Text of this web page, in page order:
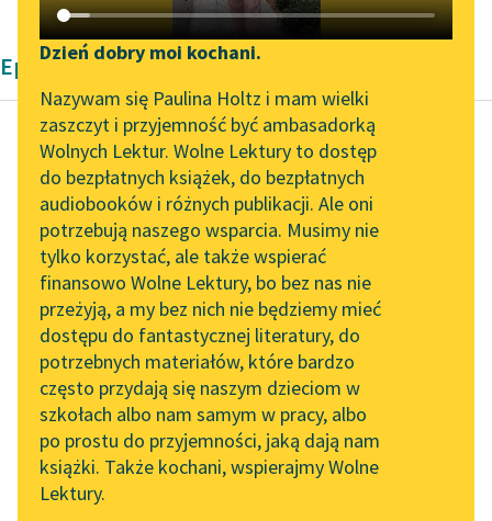
Katalog DAISY
Podkasty o książkach
Zgłoś brak utworu
Aktualności
„Prokurator Alicja Horn”
do słuchania
Byliśmy częścią AI Impact
Lab
Zapraszamy na spotkanie
online z tłumaczkami
literatury skandynawskiej
Spotkanie z Katarzyną
Tunkiel w Oslo
102. lata temu zmarł
Joseph Conrad
Narzędzia
Mapa Wolnych Lektur
Leśmianator
Przewodnik dla piszących i
czytających
API
OAI-PMH
Widget Wolnych Lektur
Przypisy
Dzień dobry moi kochani.
Nazywam się Paulina Holtz i mam wielki
zaszczyt i przyjemność być ambasadorką
Wolnych Lektur. Wolne Lektury to dostęp
do bezpłatnych książek, do bezpłatnych
audiobooków i różnych publikacji. Ale oni
potrzebują naszego wsparcia. Musimy nie
tylko korzystać, ale także wspierać
finansowo Wolne Lektury, bo bez nas nie
przeżyją, a my bez nich nie będziemy mieć
dostępu do fantastycznej literatury, do
potrzebnych materiałów, które bardzo
często przydają się naszym dzieciom w
szkołach albo nam samym w pracy, albo
po prostu do przyjemności, jaką dają nam
książki. Także kochani, wspierajmy Wolne
Lektury.
Epika Zofii Urbanowskiej
Zofia Urbanowska
Księżniczka
— Na co się przyda
zapisywać, skoro się
pieniądze już wydało —
wtrąciła nieśmiało
Helenka.
— Lenistwo i...
Czytaj więcej